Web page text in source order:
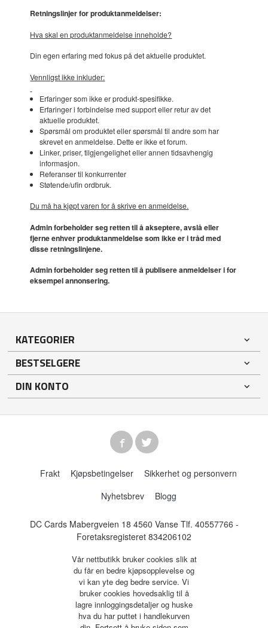
Retningslinjer for produktanmeldelser:
Hva skal en produktanmeldelse inneholde?
Din egen erfaring med fokus på det aktuelle produktet.
Vennligst ikke inkluder:
Erfaringer som ikke er produkt-spesifikke.
Erfaringer i forbindelse med support eller retur av det
aktuelle produktet.
Spørsmål om produktet eller spørsmål til andre som har
skrevet en anmeldelse. Dette er ikke et forum.
Linker, priser, tilgjengelighet eller annen tidsavhengig
informasjon.
Referanser til konkurrenter
Støtende/ufin ordbruk.
Du må ha kjøpt varen for å skrive en anmeldelse.
Admin forbeholder seg retten til å akseptere, avslå eller
fjerne enhver produktanmeldelse som ikke er i tråd med
disse retningslinjene.
Admin forbeholder seg retten til å publisere anmeldelser i for
eksempel annonsering.
KATEGORIER
BESTSELGERE
DIN KONTO
Frakt Kjøpsbetingelser
Sikkerhet og personvern
Nyhetsbrev
Blogg
DC Cards Mabergveien 18 4560 Vanse Tlf. 40557766 -
Foretaksregisteret 834206102
Vår nettbutikk bruker cookies slik at
du får en bedre kjøpsopplevelse og
vi kan yte deg bedre service. Vi
bruker cookies hovedsaklig til å
lagre innloggingsdetaljer og huske
hva du har puttet i handlekurven